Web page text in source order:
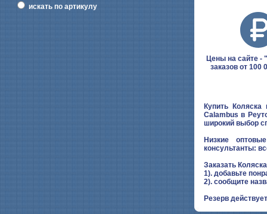
искать по артикулу
Цены на сайте -
заказов от 100
Купить
Calambus в
широкий выбор
Низкие
консультанты:
Заказать
1). добавьте
2). сообщите
Резерв